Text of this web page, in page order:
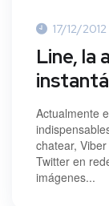
17/12/2012
Line, la
Actualmente
chatear,
Twitter en
imágenes...